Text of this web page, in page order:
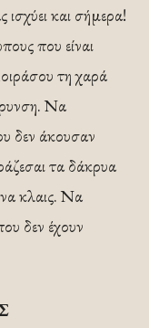
και σήμερα!
που είναι
τη χαρά
Να
δεν άκουσαν
τα δάκρυα
κλαις. Να
δεν έχουν